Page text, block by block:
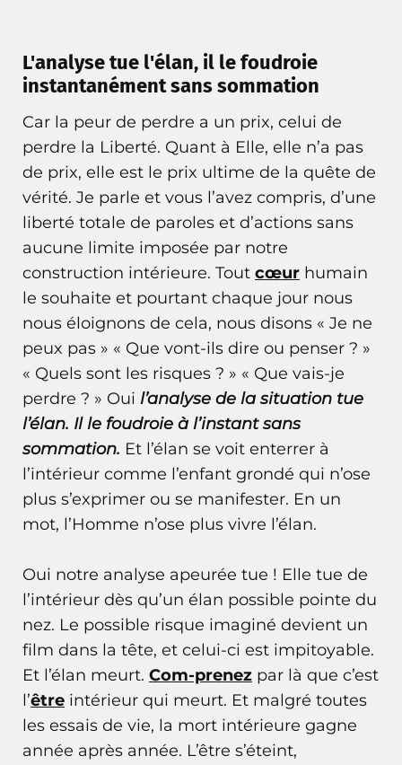
L'analyse tue l'élan, il le foudroie
instantanément sans sommation
Car la peur de perdre a un prix, celui de
perdre la Liberté. Quant à Elle, elle n’a pas
de prix, elle est le prix ultime de la quête de
vérité. Je parle et vous l’avez compris, d’une
liberté totale de paroles et d’actions sans
aucune limite imposée par notre
construction intérieure. Tout cœur humain
le souhaite et pourtant chaque jour nous
nous éloignons de cela, nous disons « Je ne
peux pas » « Que vont-ils dire ou penser ? »
« Quels sont les risques ? » « Que vais-je
perdre ? » Oui l’analyse de la situation tue
l’élan. Il le foudroie à l’instant sans
sommation. Et l’élan se voit enterrer à
l’intérieur comme l’enfant grondé qui n’ose
plus s’exprimer ou se manifester. En un
mot, l’Homme n’ose plus vivre l’élan.
Oui notre analyse apeurée tue ! Elle tue de
l’intérieur dès qu’un élan possible pointe du
nez. Le possible risque imaginé devient un
film dans la tête, et celui-ci est impitoyable.
Et l’élan meurt. Com-prenez par là que c’est
l’être intérieur qui meurt. Et malgré toutes
les essais de vie, la mort intérieure gagne
année après année. L’être s’éteint,